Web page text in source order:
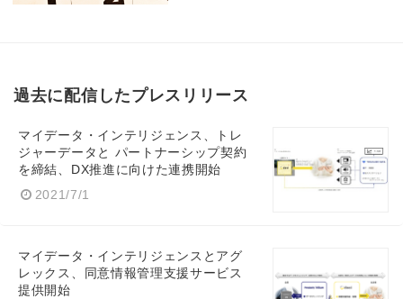
過去に配信したプレスリリース
マイデータ・インテリジェンス、トレ
ジャーデータと パートナーシップ契約
を締結、DX推進に向けた連携開始
2021/7/1
マイデータ・インテリジェンスとアグ
レックス、同意情報管理支援サービス
提供開始
English